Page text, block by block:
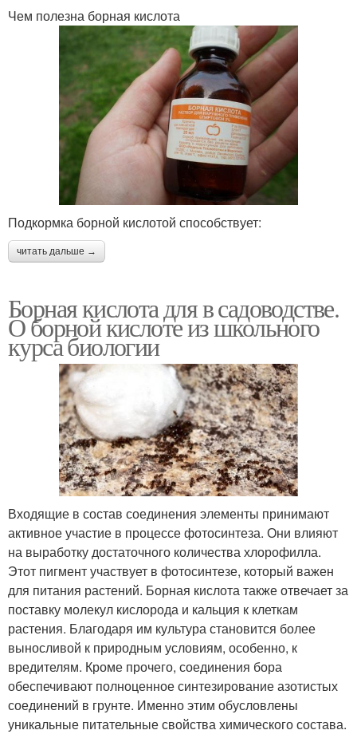
Чем полезна борная кислота
Подкормка борной кислотой способствует:
читать дальше →
Борная кислота для в садоводстве.
О борной кислоте из школьного
курса биологии
Входящие в состав соединения элементы принимают
активное участие в процессе фотосинтеза. Они влияют
на выработку достаточного количества хлорофилла.
Этот пигмент участвует в фотосинтезе, который важен
для питания растений. Борная кислота также отвечает за
поставку молекул кислорода и кальция к клеткам
растения. Благодаря им культура становится более
выносливой к природным условиям, особенно, к
вредителям. Кроме прочего, соединения бора
обеспечивают полноценное синтезирование азотистых
соединений в грунте. Именно этим обусловлены
уникальные питательные свойства химического состава.